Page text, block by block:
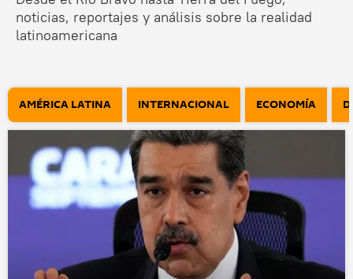
noticias, reportajes y análisis sobre la realidad
latinoamericana
AMÉRICA LATINA INTERNACIONAL ECONOMÍA